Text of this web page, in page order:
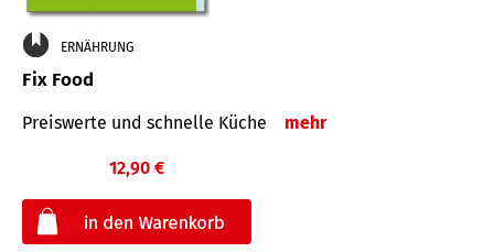
ERNÄHRUNG
Fix Food
Preiswerte und schnelle Küche mehr
12,90 €